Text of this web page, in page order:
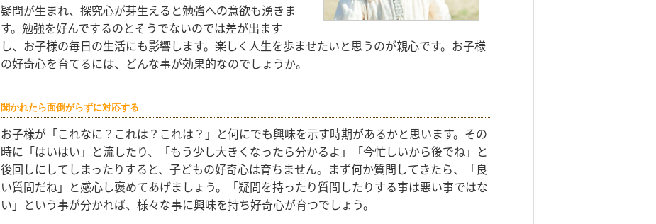
疑問が生まれ、探究心が芽生えると勉強への意欲も湧きま
す。勉強を好んでするのとそうでないのでは差が出ます
し、お子様の毎日の生活にも影響します。楽しく人生を歩ませたいと思うのが親心です。お子様
の好奇心を育てるには、どんな事が効果的なのでしょうか。
聞かれたら面倒がらずに対応する
お子様が「これなに？これは？これは？」と何にでも興味を示す時期があるかと思います。その
時に「はいはい」と流したり、「もう少し大きくなったら分かるよ」「今忙しいから後でね」と
後回しにしてしまったりすると、子どもの好奇心は育ちません。まず何か質問してきたら、「良
い質問だね」と感心し褒めてあげましょう。「疑問を持ったり質問したりする事は悪い事ではな
い」という事が分かれば、様々な事に興味を持ち好奇心が育つでしょう。